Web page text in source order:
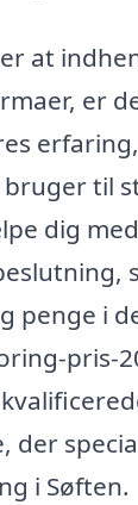
at
er
bruger til
dig
penge i
pris-
der
i Søften.